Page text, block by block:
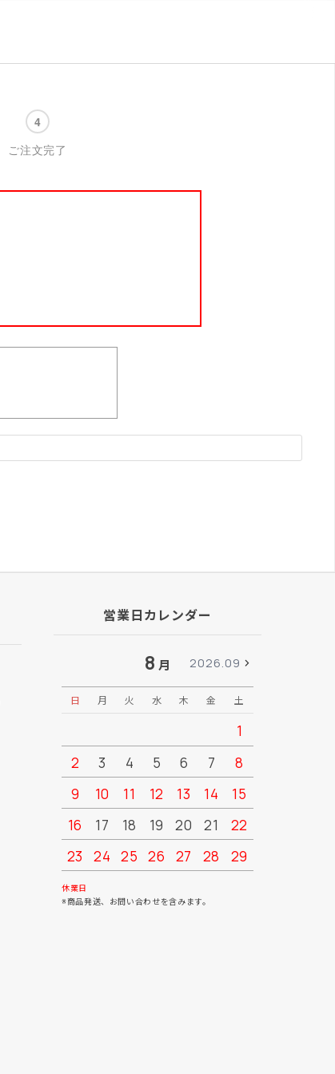
ご注文完了
営業日カレンダー
8 月 2026.09
日 月 火 水 木 金 土
1
2
3 4 5 6 7
8
9
10 11 12 13 14
15
16
17 18 19 20 21
22
23
24 25 26 27 28
29
30
休業日
※商品発送、お問い合わせを含みます。